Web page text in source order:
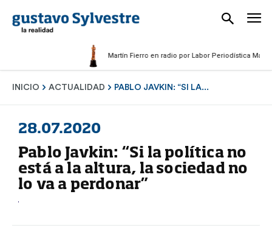
Martín Fierro en radio por Labor Periodística Masculina
INICIO ACTUALIDAD PABLO JAVKIN: “SI LA...
28.07.2020
Pablo Javkin: “Si la política no
está a la altura, la sociedad no
lo va a perdonar”